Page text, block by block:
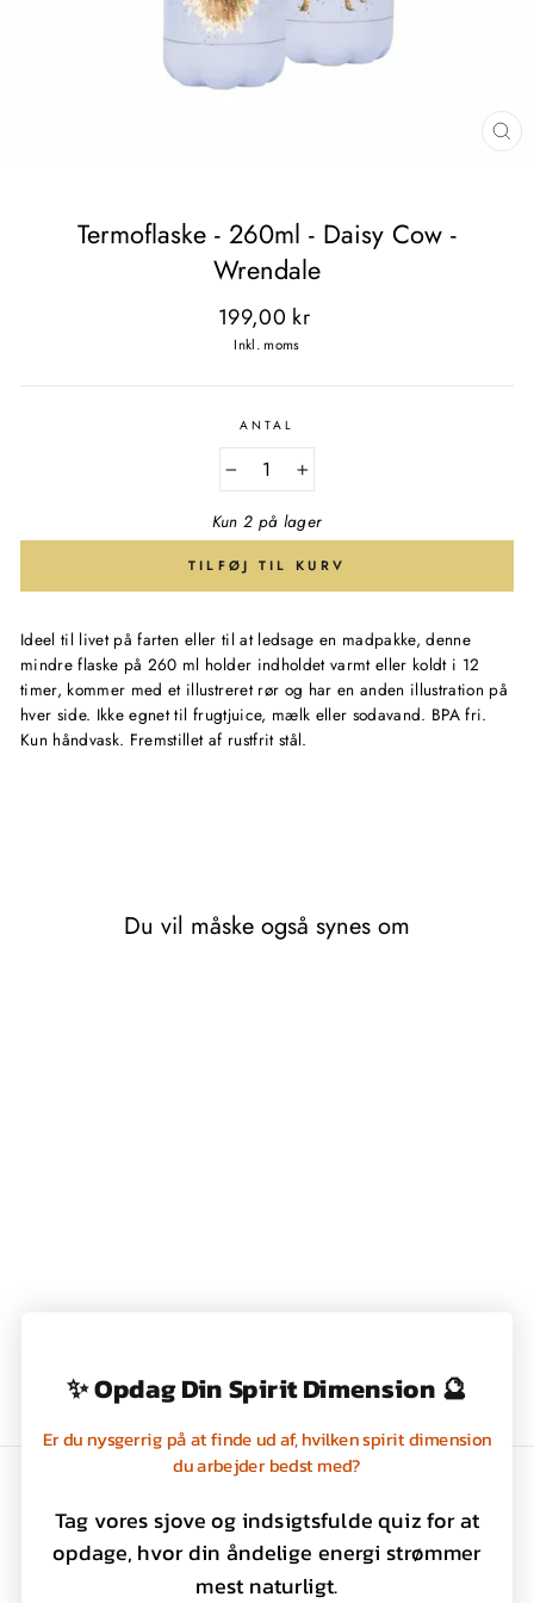
Termoflaske - 260ml - Daisy Cow -
Wrendale
Normal
pris
199,00 kr
Inkl. moms
ANTAL
+
Kun 2 på lager
TILFØJ TIL KURV
Ideel til livet på farten eller til at ledsage en madpakke, denne
mindre flaske på 260 ml holder indholdet varmt eller koldt i 12
timer, kommer med et illustreret rør og har en anden illustration på
hver side. Ikke egnet til frugtjuice, mælk eller sodavand. BPA fri.
Kun håndvask. Fremstillet af rustfrit stål.
Du vil måske også synes om
Privatlivspolitik
Kontakt os
✨ Opdag Din Spirit Dimension 🔮
Er du nysgerrig på at finde ud af, hvilken spirit dimension
du arbejder bedst med?
Tag vores sjove og indsigtsfulde quiz for at
opdage, hvor din åndelige energi strømmer
mest naturligt.